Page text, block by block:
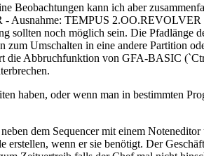
Beobachtungen kann ich aber
Ausnahme: TEMPUS 2.OO.REVOLVER
noch möglich sein. Die Pfadlänge
zum Umschalten in eine andere Partition
die Abbruchfunktion von GFA-BASIC
haben, oder wenn man in bestimmten
dem Sequencer mit einem
wenn er sie benötigt. Der